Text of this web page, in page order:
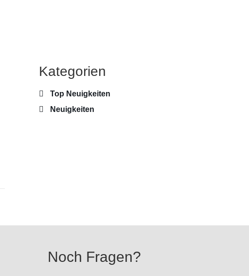
Kategorien
Top Neuigkeiten
Neuigkeiten
Noch Fragen?